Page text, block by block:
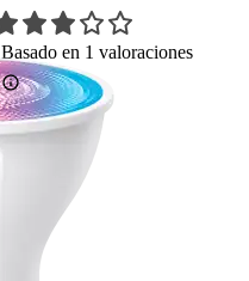
Basado en 1 valoraciones